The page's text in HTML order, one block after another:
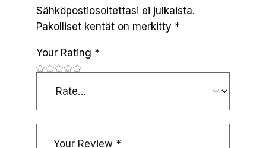
Sähköpostiosoitettasi ei julkaista.
Pakolliset kentät on merkitty *
Your Rating *